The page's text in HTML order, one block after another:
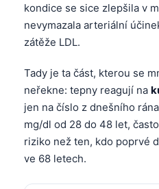
kondice se sice zlepšila v
nevymazala arteriální
zátěže LDL.
Tady je ta část, kterou se
neřekne: tepny reagují na
jen na číslo z dnešního
mg/dl od 28 do 48 let,
riziko než ten, kdo poprvé
ve 68 letech.